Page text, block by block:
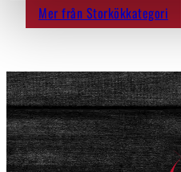
Mer från Storkökkategori